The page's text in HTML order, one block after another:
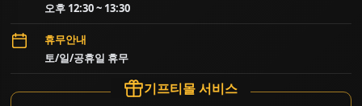
오후 12:30 ~ 13:30
휴무안내
토/일/공휴일 휴무
기프티몰 서비스